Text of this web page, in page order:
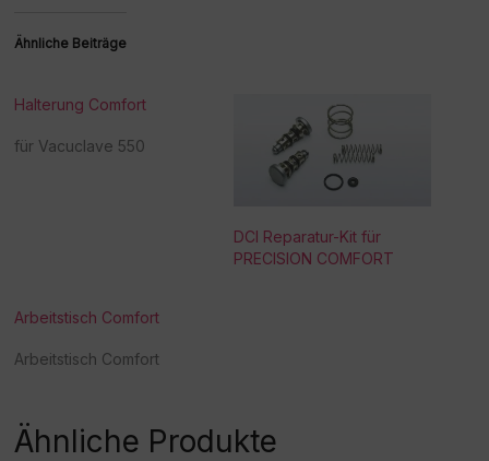
Ähnliche Beiträge
Halterung Comfort
für Vacuclave 550
DCI Reparatur-Kit für
PRECISION COMFORT
Arbeitstisch Comfort
Arbeitstisch Comfort
Ähnliche Produkte